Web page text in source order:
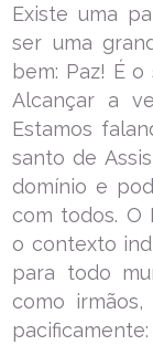
Existe uma
ser uma
bem: Paz! É
Alcançar a
Estamos
santo de
domínio e
com todos. O
o contexto
para todo
como